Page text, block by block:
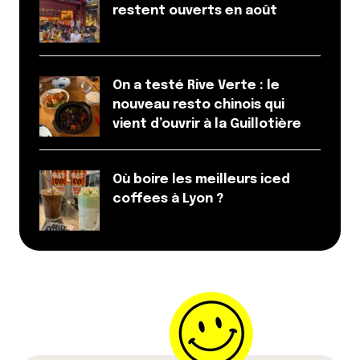
D’ailleurs je tenais quand même à préciser qu’il y
en a beaucoup moins qu’avant.
Bon, plus qu’à trouver cette foutue faute dans
Qyrool
4 septembre 2018 à 10 h 45 min
Répondre
Prévenez-moi de tous les nouveaux commentaires
restent ouverts en août
On a testé Rive Verte : le
nouveau resto chinois qui
vient d’ouvrir à la Guillotière
Où boire les meilleurs iced
coffees à Lyon ?